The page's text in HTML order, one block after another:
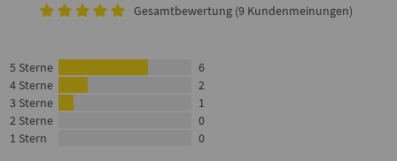
Gesamtbewertung (9 Kundenmeinungen)
5 Sterne
6
4 Sterne
2
3 Sterne
1
2 Sterne
0
1 Stern
0